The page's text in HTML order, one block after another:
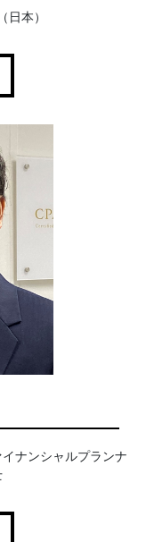
本）
ナンシャルプランナ